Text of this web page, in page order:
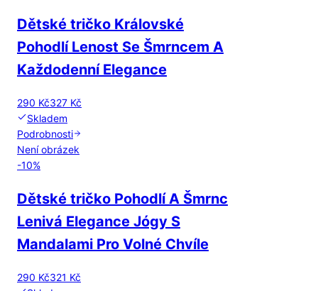
Dětské tričko Královské
Pohodlí Lenost Se Šmrncem A
Každodenní Elegance
290 Kč327 Kč
Skladem
Podrobnosti
Není obrázek
-10%
Dětské tričko Pohodlí A Šmrnc
Lenivá Elegance Jógy S
Mandalami Pro Volné Chvíle
290 Kč321 Kč